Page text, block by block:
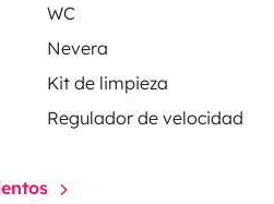
WC
Nevera
Kit de limpieza
Regulador de velocidad